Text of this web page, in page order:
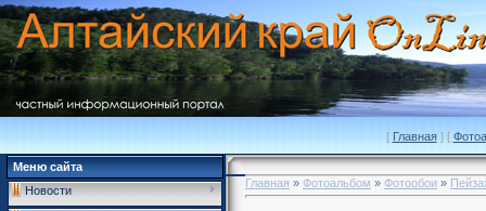
[ Главная ] [
Меню сайта
Новости
Главная » Фотоальбом » Фотообои »